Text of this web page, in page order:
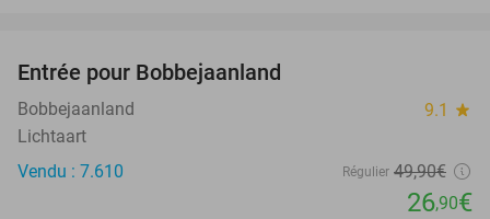
Entrée pour Bobbejaanland
Bobbejaanland 9.1 star
Lichtaart
Vendu : 7.610
Régulier 49,90€
26,90€